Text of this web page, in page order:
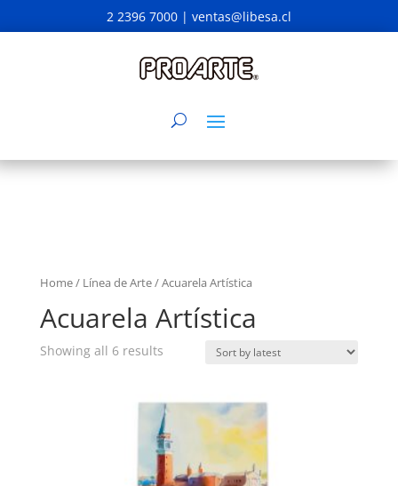
2 2396 7000 | ventas@libesa.cl
Home/ Línea de Arte/ Acuarela Artística
Acuarela Artística
Showing all 6 results